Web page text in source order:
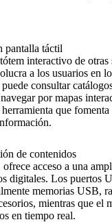
pantalla táctil
interactivo de otras
a los usuarios en
consultar
por mapas
que
de contenidos
acceso a una
digitales. Los puertos
memorias USB,
mientras que el
en tiempo real.